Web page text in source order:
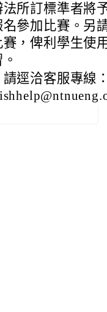
所訂標準者將
參加比賽。另
，俾利學生使
逕洽客服專線